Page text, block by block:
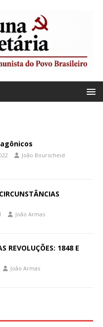
João Bourscheid
João Armas
REVOLUÇÕES: 1848 E
João Armas